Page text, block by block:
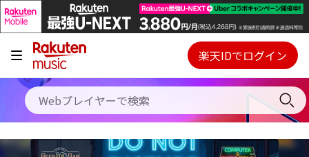
キャンペーン
料金プラン
使い方
Webプレイヤー
ご契約内容の確認・変更
楽天IDでログイン